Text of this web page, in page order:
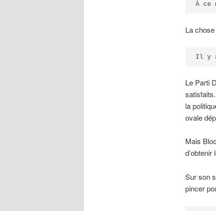
À ce
La
Il y a
Le Parti
la
ovale
Mais
Sur son
pincer